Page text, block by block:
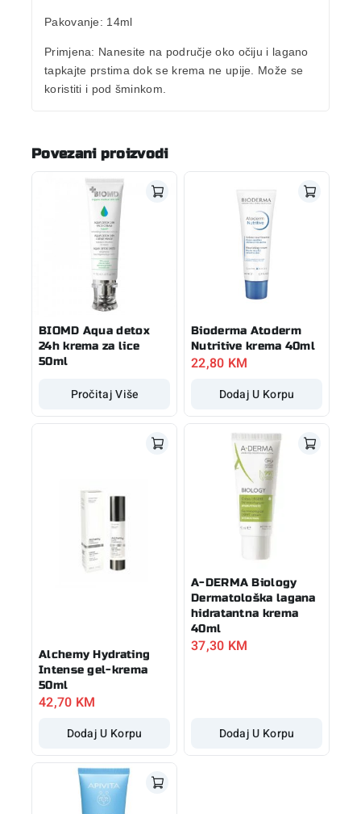
Pakovanje: 14ml
Primjena: Nanesite na područje oko očiju i lagano
tapkajte prstima dok se krema ne upije. Može se
koristiti i pod šminkom.
Povezani proizvodi
BIOMD Aqua detox
24h krema za lice
50ml
Pročitaj Više
Bioderma Atoderm
Nutritive krema 40ml
22,80 KM
Dodaj U Korpu
Alchemy Hydrating
Intense gel-krema
50ml
42,70 KM
Dodaj U Korpu
A-DERMA Biology
Dermatološka lagana
hidratantna krema
40ml
37,30 KM
Dodaj U Korpu